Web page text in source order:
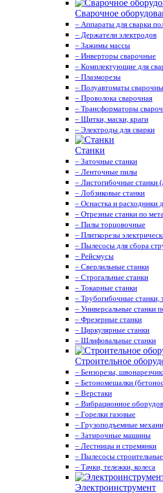
Сварочное
– Аппараты для сварки
– Держатели электродов
– Зажимы массы
– Инверторы сварочные
– Комплектующие для
– Плазморезы
– Полуавтоматы
– Проволока сварочная
– Трансформаторы
– Щитки, маски, краги
– Электроды для сварки
Станки
– Заточные станки
– Ленточные пилы
– Листогибочные станки
– Лобзиковые станки
– Оснастка и расходники
– Отрезные станки по
– Пилы торцовочные
– Плиткорезы
– Пылесосы для сбора
– Рейсмусы
– Сверлильные станки
– Строгальные станки
– Токарные станки
– Трубогибочные станки,
– Универсальные станки
– Фрезерные станки
– Циркулярные станки
– Шлифовальные станки
Строительное
– Бензорезы,
– Бетономешалки
– Верстаки
– Вибрационное
– Горелки газовые
– Грузоподъемные
– Затирочные машины
– Лестницы и стремянки
– Пылесосы строительные
– Тачки, тележки, колеса
Электроинструмент